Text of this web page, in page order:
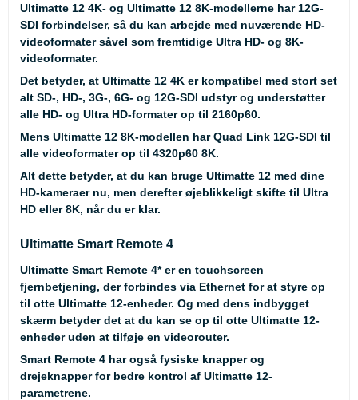
Ultimatte 12 4K- og Ultimatte 12 8K-modellerne har 12G-
SDI forbindelser, så du kan arbejde med nuværende HD-
videoformater såvel som fremtidige Ultra HD- og 8K-
videoformater.
Det betyder, at Ultimatte 12 4K er kompatibel med stort set
alt SD-, HD-, 3G-, 6G- og 12G-SDI udstyr og understøtter
alle HD- og Ultra HD-formater op til 2160p60.
Mens Ultimatte 12 8K-modellen har Quad Link 12G-SDI til
alle videoformater op til 4320p60 8K.
Alt dette betyder, at du kan bruge Ultimatte 12 med dine
HD-kameraer nu, men derefter øjeblikkeligt skifte til Ultra
HD eller 8K, når du er klar.
Ultimatte Smart Remote 4
Ultimatte Smart Remote 4* er en touchscreen
fjernbetjening, der forbindes via Ethernet for at styre op
til otte Ultimatte 12-enheder. Og med dens indbygget
skærm betyder det at du kan se op til otte Ultimatte 12-
enheder uden at tilføje en videorouter.
Smart Remote 4 har også fysiske knapper og
drejeknapper for bedre kontrol af Ultimatte 12-
parametrene.